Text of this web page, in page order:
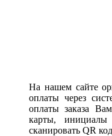
На нашем сайте
оплаты через
оплаты заказа
карты,
сканировать QR